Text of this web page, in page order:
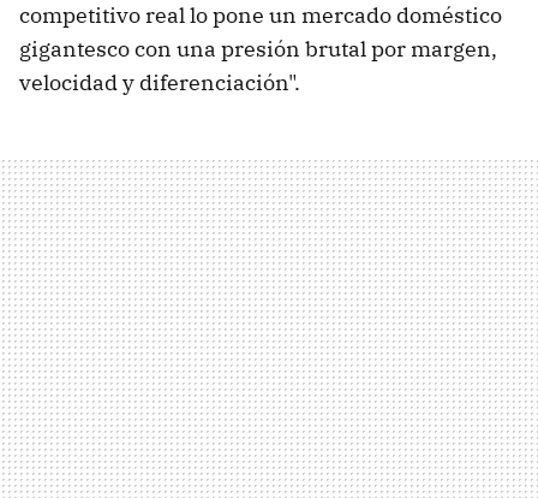
competitivo real lo pone un mercado doméstico
gigantesco con una presión brutal por margen,
velocidad y diferenciación".